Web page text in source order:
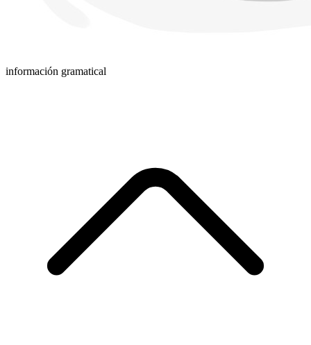
información gramatical